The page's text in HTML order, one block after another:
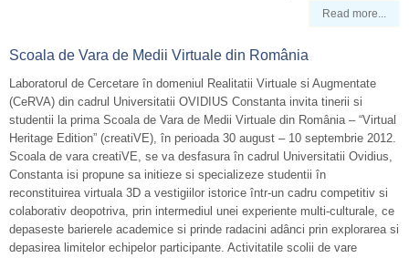
Read more...
Scoala de Vara de Medii Virtuale din România
Laboratorul de Cercetare în domeniul Realitatii Virtuale si Augmentate
(CeRVA) din cadrul Universitatii OVIDIUS Constanta invita tinerii si
studentii la prima Scoala de Vara de Medii Virtuale din România – “Virtual
Heritage Edition” (creatiVE), în perioada 30 august – 10 septembrie 2012.
Scoala de vara creatiVE, se va desfasura în cadrul Universitatii Ovidius,
Constanta isi propune sa initieze si specializeze studentii în
reconstituirea virtuala 3D a vestigiilor istorice într-un cadru competitiv si
colaborativ deopotriva, prin intermediul unei experiente multi-culturale, ce
depaseste barierele academice si prinde radacini adânci prin explorarea si
depasirea limitelor echipelor participante. Activitatile scolii de vare